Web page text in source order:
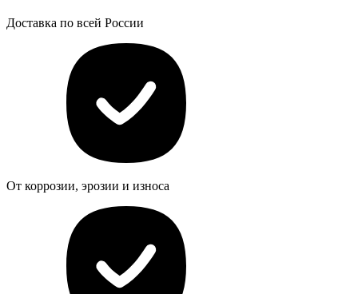
Доставка по всей России
От коррозии, эрозии и износа